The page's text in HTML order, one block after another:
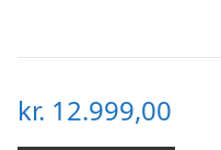
kr. 12.999,00